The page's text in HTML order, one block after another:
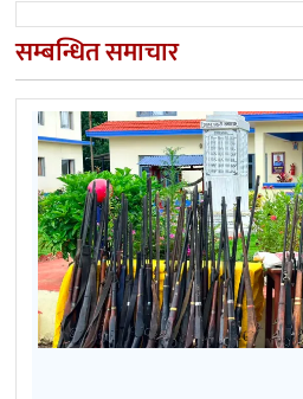
सम्बन्धित समाचार